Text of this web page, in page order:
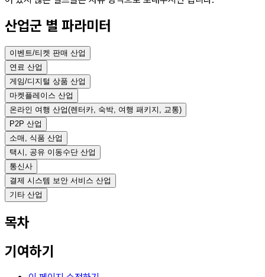
산업군 별 파라미터
이벤트/티켓 판매 산업
연료 산업
게임/디지털 상품 산업
마켓플레이스 산업
온라인 여행 산업(렌터카, 숙박, 여행 패키지, 교통)
P2P 산업
소매, 식품 산업
택시, 공유 이동수단 산업
통신사
결제 시스템 보안 서비스 산업
기타 산업
목차
기여하기